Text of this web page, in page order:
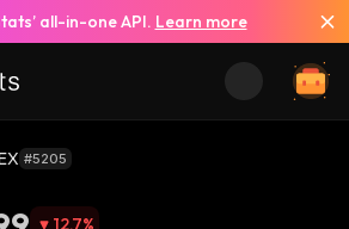
all-in-one API. Learn more
#5205
12,7%